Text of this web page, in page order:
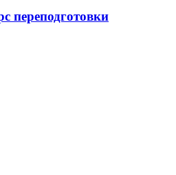
переподготовки